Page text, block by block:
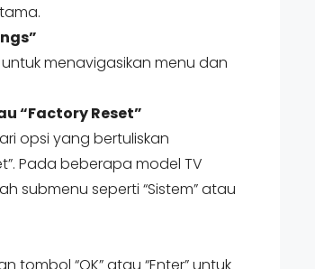
menavigasikan menu dan
“Factory Reset”
opsi yang bertuliskan
Pada beberapa model TV
submenu seperti “Sistem” atau
tombol “OK” atau “Enter” untuk